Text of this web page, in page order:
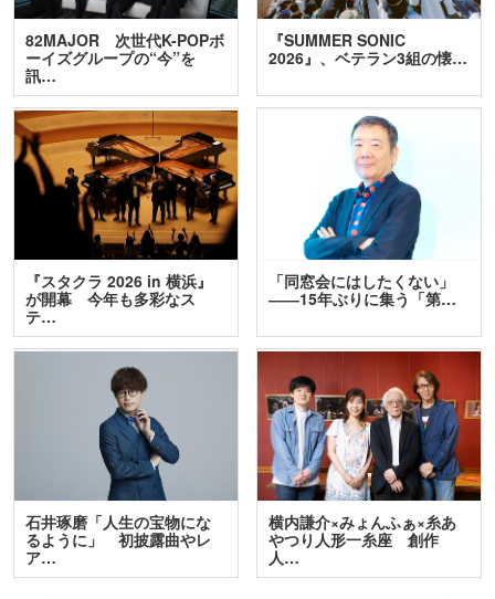
82MAJOR 次世代K-POPボ
ーイズグループの“今”を
訊…
『SUMMER SONIC
2026』、ベテラン3組の懐…
『スタクラ 2026 in 横浜』
が開幕 今年も多彩なス
テ…
「同窓会にはしたくない」
――15年ぶりに集う「第…
石井琢磨「人生の宝物にな
るように」 初披露曲やレ
ア…
横内謙介×みょんふぁ×糸あ
やつり人形一糸座 創作
人…